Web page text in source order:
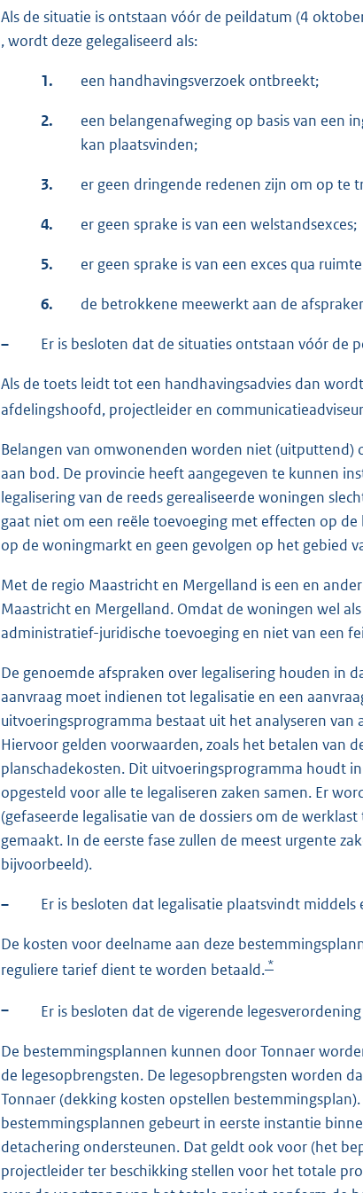
Als de situatie is ontstaan vóór de peildatum (4
, wordt deze gelegaliseerd als:
1. een handhavingsverzoek ontbreekt;
2.
een belangenafweging op basis van een
kan plaatsvinden;
3. er geen dringende redenen zijn om op te
4. er geen sprake is van een welstandsexces;
5. er geen sprake is van een exces qua
6. de betrokkene meewerkt aan de
– Er is besloten dat de situaties ontstaan vóór de
Als de toets leidt tot een handhavingsadvies dan
afdelingshoofd, projectleider en
Belangen van omwonenden worden niet (uitputtend)
aan bod. De provincie heeft aangegeven te kunnen
legalisering van de reeds gerealiseerde woningen
gaat niet om een reële toevoeging met effecten op
op de woningmarkt en geen gevolgen op het gebied
Met de regio Maastricht en Mergelland is een en
Maastricht en Mergelland. Omdat de woningen wel
administratief-juridische toevoeging en niet van een
De genoemde afspraken over legalisering houden in
aanvraag moet indienen tot legalisatie en een
uitvoeringsprogramma bestaat uit het analyseren
Hiervoor gelden voorwaarden, zoals het betalen van
planschadekosten. Dit uitvoeringsprogramma houdt
opgesteld voor alle te legaliseren zaken samen. Er
(gefaseerde legalisatie van de dossiers om de
gemaakt. In de eerste fase zullen de meest urgente
bijvoorbeeld).
– Er is besloten dat legalisatie plaatsvindt
De kosten voor deelname aan deze
reguliere tarief dient te worden betaald. *
– Er is besloten dat de vigerende
De bestemmingsplannen kunnen door Tonnaer
de legesopbrengsten. De legesopbrengsten worden
Tonnaer (dekking kosten opstellen
bestemmingsplannen gebeurt in eerste instantie
detachering ondersteunen. Dat geldt ook voor (het
projectleider ter beschikking stellen voor het totale